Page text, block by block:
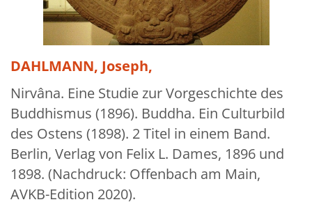
Neubuchsortiment
Über uns
Aktuelles
Meine Tätigkeitsfelder
Buchbinderei und Restauration
Glossar und Bibliographien
Warenkorb
Kontakt
DAHLMANN, Joseph,
Nirvâna. Eine Studie zur Vorgeschichte des
Buddhismus (1896). Buddha. Ein Culturbild
des Ostens (1898). 2 Titel in einem Band.
Berlin, Verlag von Felix L. Dames, 1896 und
1898. (Nachdruck: Offenbach am Main,
AVKB-Edition 2020).